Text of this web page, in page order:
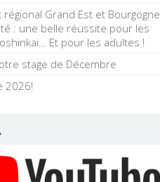
régional Grand Est et Bourgogne
: une belle réussite pour les
Et pour les adultes !
stage de Décembre
2026!